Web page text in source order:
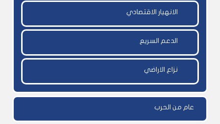
الانهيار الاقتصادي
الدعم السريع
نزاع الاراضي
عام من الحرب